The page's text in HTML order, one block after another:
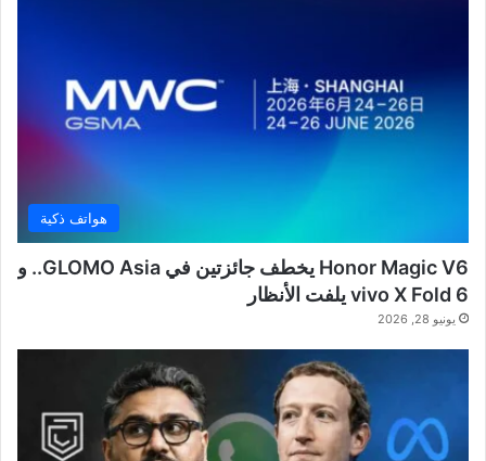
هواتف ذكية
Honor Magic V6 يخطف جائزتين في GLOMO Asia.. و
vivo X Fold 6 يلفت الأنظار
يونيو 28, 2026